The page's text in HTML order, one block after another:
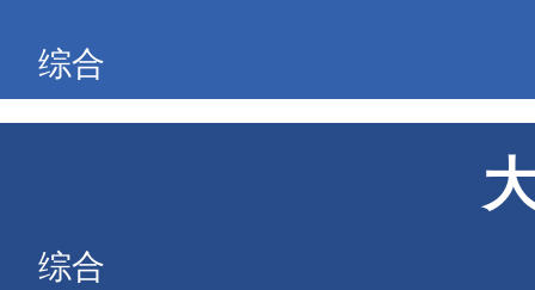
综合
综合